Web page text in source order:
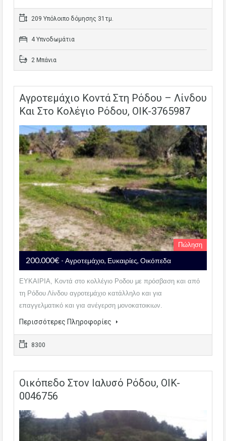
209 Υπόλοιπο δόμησης 31τμ.
4 Υπνοδωμάτια
2 Μπάνια
Αγροτεμάχιο Κοντά Στη Ρόδου – Λίνδου
Και Στο Κολέγιο Ρόδου, OIK-3765987
Πώληση
200.000€ - Αγροτεμάχιο, Ευκαιρίες, Οικόπεδα
ΕΥΚΑΙΡΙΑ, Κοντά στο κολλέγιο Ροδου με πρόσβαση και από
τη Ρόδου Λίνδου αγροτεμάχιο κατάλληλο και για
επαγγελματικό και για ανέγερση μονοκατοικιων.
Περισσότερες Πληροφορίες
8300
Οικόπεδο Στον Ιαλυσό Ρόδου, OIK-
0046756